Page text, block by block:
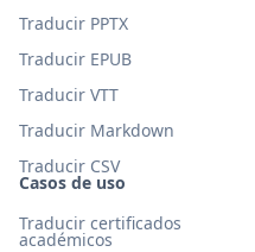
Casos de uso
Traducir certificados
académicos
Traducir PPTX
Traducir EPUB
Traducir VTT
Traducir Markdown
Traducir CSV